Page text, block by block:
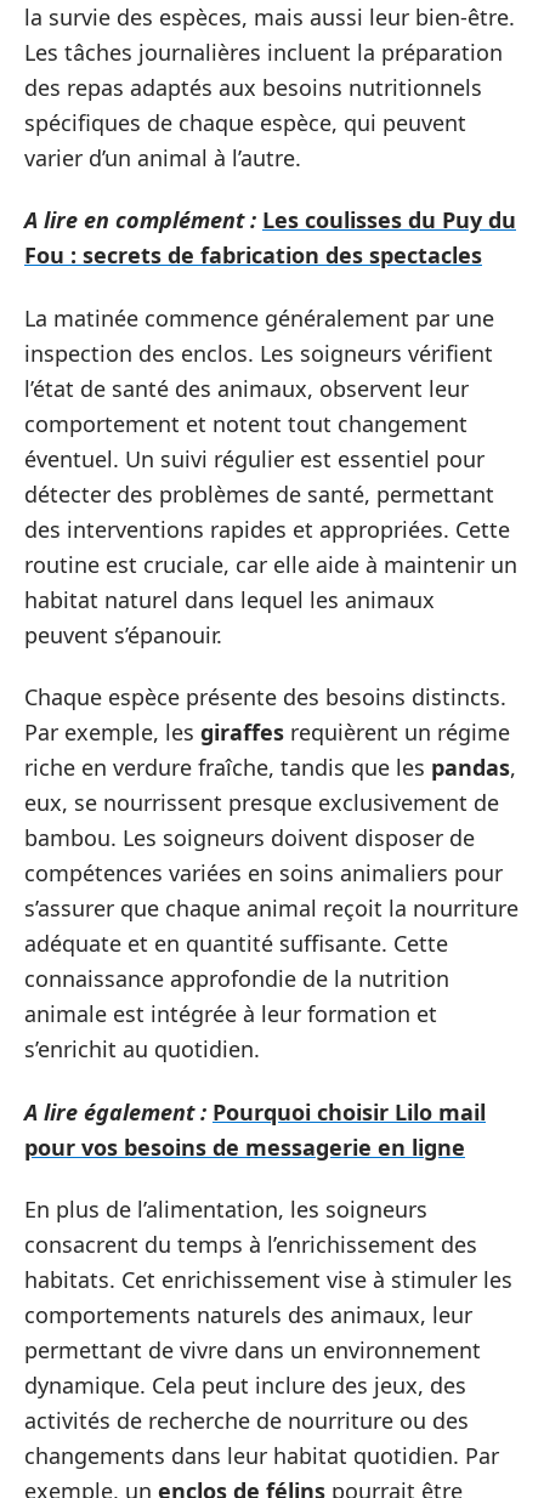
la survie des espèces, mais aussi leur bien-être.
Les tâches journalières incluent la préparation
des repas adaptés aux besoins nutritionnels
spécifiques de chaque espèce, qui peuvent
varier d’un animal à l’autre.
A lire en complément : Les coulisses du Puy du
Fou : secrets de fabrication des spectacles
La matinée commence généralement par une
inspection des enclos. Les soigneurs vérifient
l’état de santé des animaux, observent leur
comportement et notent tout changement
éventuel. Un suivi régulier est essentiel pour
détecter des problèmes de santé, permettant
des interventions rapides et appropriées. Cette
routine est cruciale, car elle aide à maintenir un
habitat naturel dans lequel les animaux
peuvent s’épanouir.
Chaque espèce présente des besoins distincts.
Par exemple, les giraffes requièrent un régime
riche en verdure fraîche, tandis que les pandas,
eux, se nourrissent presque exclusivement de
bambou. Les soigneurs doivent disposer de
compétences variées en soins animaliers pour
s’assurer que chaque animal reçoit la nourriture
adéquate et en quantité suffisante. Cette
connaissance approfondie de la nutrition
animale est intégrée à leur formation et
s’enrichit au quotidien.
A lire également : Pourquoi choisir Lilo mail
pour vos besoins de messagerie en ligne
En plus de l’alimentation, les soigneurs
consacrent du temps à l’enrichissement des
habitats. Cet enrichissement vise à stimuler les
comportements naturels des animaux, leur
permettant de vivre dans un environnement
dynamique. Cela peut inclure des jeux, des
activités de recherche de nourriture ou des
changements dans leur habitat quotidien. Par
exemple, un enclos de félins pourrait être